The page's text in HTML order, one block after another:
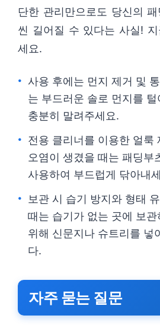
단한 관리만으로도 당신의
씬 길어질 수 있다는 사실!
세요.
사용 후에는 먼지 제거 및
는 부드러운 솔로 먼지를 털
충분히 말려주세요.
전용 클리너를 이용한 얼룩
오염이 생겼을 때는 패딩부
사용하여 부드럽게 닦아내
보관 시 습기 방지와 형태
때는 습기가 없는 곳에 보
위해 신문지나 슈트리를 넣
다.
자주 묻는 질문